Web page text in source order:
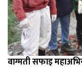
वाग्मती सफाइ